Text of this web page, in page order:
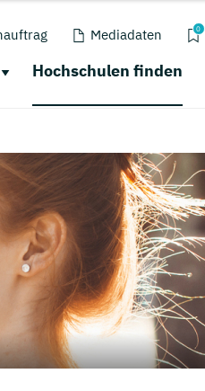
Mediadaten 0
Hochschulen finden